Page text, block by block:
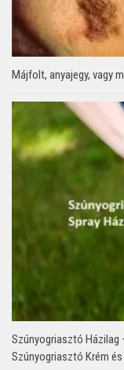
Májfolt, anyajegy, vagy
Szúnyogriasztó Házilag
Szúnyogriasztó Krém